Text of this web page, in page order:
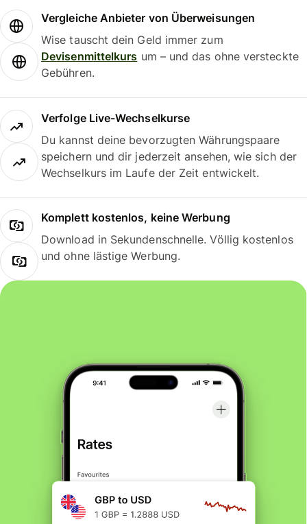
Vergleiche Anbieter von Überweisungen
Wise tauscht dein Geld immer zum
Devisenmittelkurs um – und das ohne versteckte
Gebühren.
Verfolge Live-Wechselkurse
Du kannst deine bevorzugten Währungspaare
speichern und dir jederzeit ansehen, wie sich der
Wechselkurs im Laufe der Zeit entwickelt.
Komplett kostenlos, keine Werbung
Download in Sekundenschnelle. Völlig kostenlos
und ohne lästige Werbung.